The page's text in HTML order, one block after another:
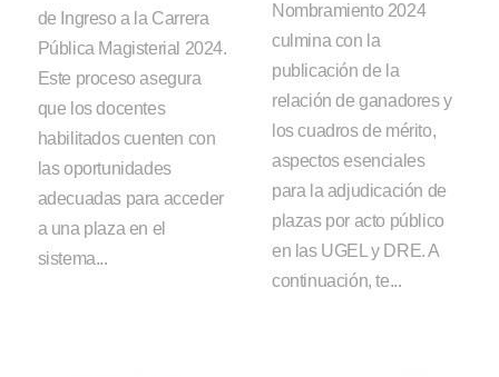
de Ingreso a la Carrera
Pública Magisterial 2024.
Este proceso asegura
que los docentes
habilitados cuenten con
las oportunidades
adecuadas para acceder
a una plaza en el
sistema...
Nombramiento 2024
culmina con la
publicación de la
relación de ganadores y
los cuadros de mérito,
aspectos esenciales
para la adjudicación de
plazas por acto público
en las UGEL y DRE. A
continuación, te...